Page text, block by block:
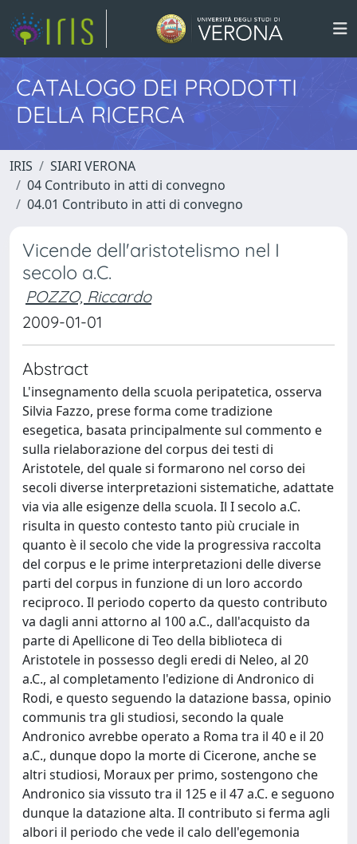
CATALOGO DEI PRODOTTI
DELLA RICERCA
IRIS
SIARI VERONA
04 Contributo in atti di convegno
04.01 Contributo in atti di convegno
Vicende dell'aristotelismo nel I
secolo a.C.
POZZO, Riccardo
2009-01-01
Abstract
L'insegnamento della scuola peripatetica, osserva
Silvia Fazzo, prese forma come tradizione
esegetica, basata principalmente sul commento e
sulla rielaborazione del corpus dei testi di
Aristotele, del quale si formarono nel corso dei
secoli diverse interpretazioni sistematiche, adattate
via via alle esigenze della scuola. Il I secolo a.C.
risulta in questo contesto tanto più cruciale in
quanto è il secolo che vide la progressiva raccolta
del corpus e le prime interpretazioni delle diverse
parti del corpus in funzione di un loro accordo
reciproco. Il periodo coperto da questo contributo
va dagli anni attorno al 100 a.C., dall'acquisto da
parte di Apellicone di Teo della biblioteca di
Aristotele in possesso degli eredi di Neleo, al 20
a.C., al completamento l'edizione di Andronico di
Rodi, e questo seguendo la datazione bassa, opinio
communis tra gli studiosi, secondo la quale
Andronico avrebbe operato a Roma tra il 40 e il 20
a.C., dunque dopo la morte di Cicerone, anche se
altri studiosi, Moraux per primo, sostengono che
Andronico sia vissuto tra il 125 e il 47 a.C. e seguono
dunque la datazione alta. Il contributo si ferma agli
albori il periodo che vede il calo dell'egemonia